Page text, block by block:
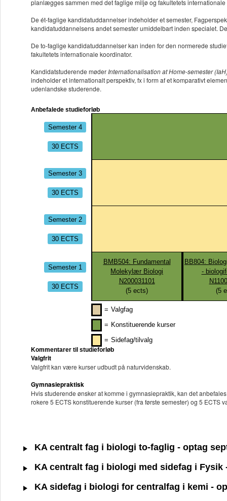
planlægges sammen med det faglige miljø og fakultetets internationale
De ét-faglige kandidatuddannelser indeholder et semester,
kandidatuddannelsens andet semester umiddelbart inden specialet.
De to-faglige kandidatuddannelser kan inden for den normerede
fakultetets internationale koordinator.
Kandidatstuderende møderInternationalisation at Home-semester
indeholder et internationalt perspektiv, fx i form af et komparativt
udenlandske studerende.
Anbefalede studieforløb
Semester 4
30 ECTS
Semester 3
30 ECTS
Semester 2
30 ECTS
Semester 1
30 ECTS
BMB504: Fundamental
Molekylær Biologi
N200031101
(5 ects)
BB804:
-
(5
= Valgfag
= Konstituerende kurser
= Sidefag/tilvalg
Kommentarer til studieforløb
Valgfrit
Valgfrit kan være kurser udbudt på naturvidenskab.
Gymnasiepraktisk
Hvis studerende ønsker at komme i gymnasiepraktik, kan det
rokere 5 ECTS konstituerende kurser (fra første semester) og 5 ECTS
KA centralt fag i biologi to-faglig - optag
KA centralt fag i biologi med sidefag i Fysik
KA sidefag i biologi for centralfag i kemi -